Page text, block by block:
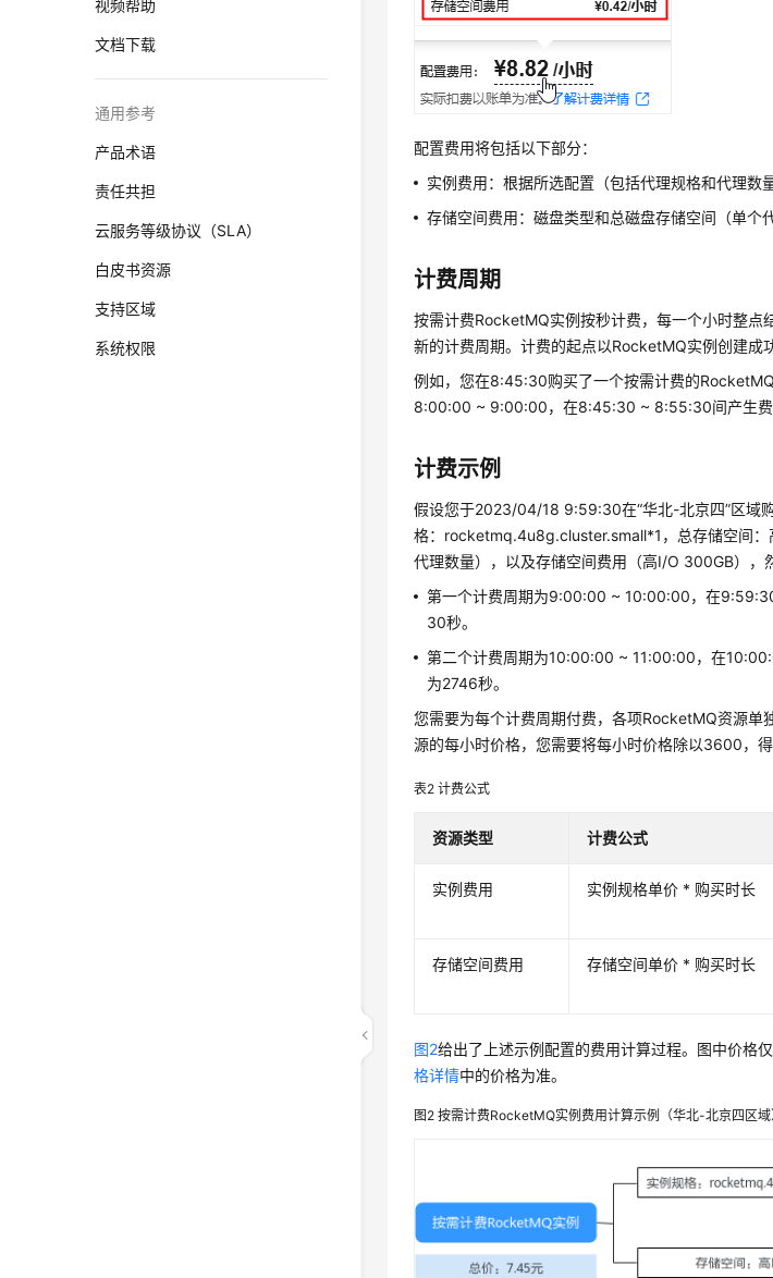
视频帮助
文档下载
通用参考
产品术语
责任共担
云服务等级协议（SLA）
白皮书资源
支持区域
系统权限
配置费用将包括以下部分：
实例费用：根据所选配置（包括代理规格和代理数
存储空间费用：磁盘类型和总磁盘存储空间（单个
计费周期
按需计费RocketMQ实例按秒计费，每一个小时整
新的计费周期。计费的起点以RocketMQ实例创建成
例如，您在8:45:30购买了一个按需计费的
8:00:00 ~ 9:00:00，在8:45:30 ~ 8:55:30间产生费
计费示例
假设您于2023/04/18 9:59:30在“华北-北京四”区域
格：rocketmq.4u8g.cluster.small*1，总存储空间
代理数量），以及存储空间费用（高I/O 300GB）
第一个计费周期为9:00:00 ~ 10:00:00，在
30秒。
第二个计费周期为10:00:00 ~ 11:00:00，在
为2746秒。
您需要为每个计费周期付费，各项RocketMQ资源单
源的每小时价格，您需要将每小时价格除以3600，得
表2计费公式
资源类型 计费公式
实例费用 实例规格单价 * 购买时长
存储空间费用 存储空间单价 * 购买时长
图2给出了上述示例配置的费用计算过程。图中价格
格详情中的价格为准。
图2按需计费RocketMQ实例费用计算示例（华北-北京四区域